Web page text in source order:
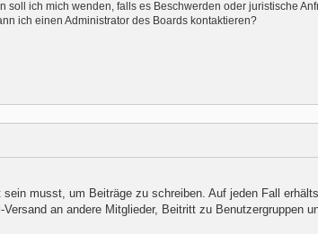
soll ich mich wenden, falls es Beschwerden oder juristische
ich einen Administrator des Boards kontaktieren?
musst, um Beiträge zu schreiben. Auf jeden Fall
an andere Mitglieder, Beitritt zu Benutzergruppen